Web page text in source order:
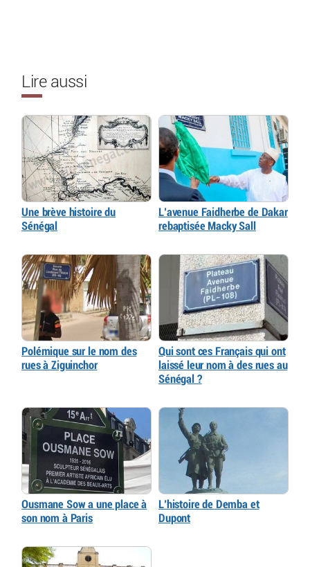
Lire aussi
Une brève histoire du
Sénégal
L’avenue Faidherbe de Dakar
rebaptisée Macky Sall
Polémique sur le nom des
rues à Ziguinchor
Qui sont ces Français qui ont
laissé leur nom à des rues au
Sénégal ?
Ousmane Sow a une place à
son nom à Paris
L’histoire de Demba et
Dupont